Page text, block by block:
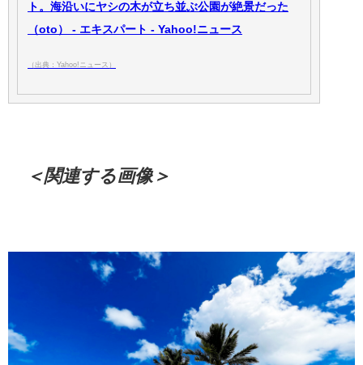
ト。海沿いにヤシの木が立ち並ぶ公園が絶景だった
（oto） - エキスパート - Yahoo!ニュース
（出典：Yahoo!ニュース）
＜関連する画像＞